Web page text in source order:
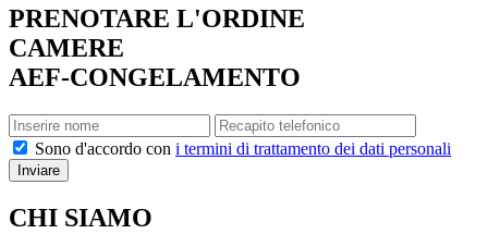
PRENOTARE L'ORDINE
CAMERE
AEF-CONGELAMENTO
Sono d'accordo con i termini di trattamento dei dati personali
Inviare
CHI SIAMO